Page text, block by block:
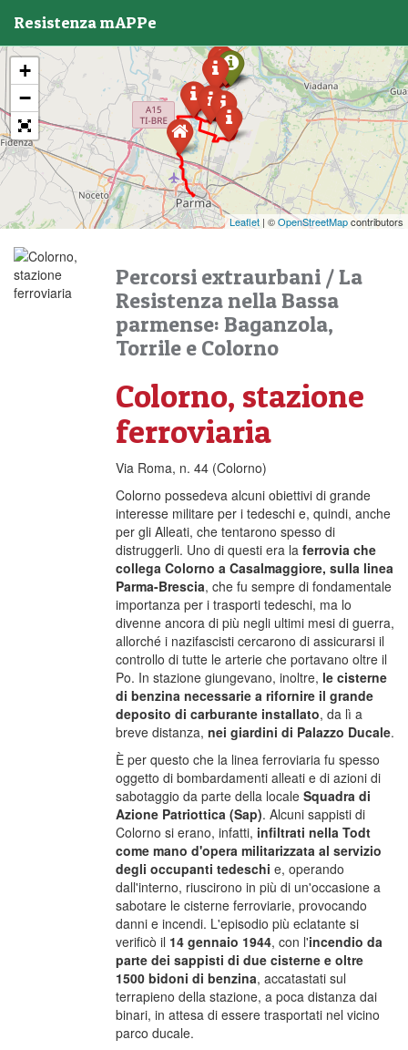
Resistenza mAPPe
+
−
Leaflet | ©OpenStreetMapcontributors
Percorsi extraurbani /La
Resistenza nella Bassa
parmense: Baganzola,
Torrile e Colorno
Colorno, stazione
ferroviaria
Via Roma, n. 44 (Colorno)
Colorno possedeva alcuni obiettivi di grande
interesse militare per i tedeschi e, quindi, anche
per gli Alleati, che tentarono spesso di
distruggerli. Uno di questi era la ferrovia che
collega Colorno a Casalmaggiore, sulla linea
Parma-Brescia, che fu sempre di fondamentale
importanza per i trasporti tedeschi, ma lo
divenne ancora di più negli ultimi mesi di guerra,
allorché i nazifascisti cercarono di assicurarsi il
controllo di tutte le arterie che portavano oltre il
Po. In stazione giungevano, inoltre, le cisterne
di benzina necessarie a rifornire il grande
deposito di carburante installato, da lì a
breve distanza, nei giardini di Palazzo Ducale.
È per questo che la linea ferroviaria fu spesso
oggetto di bombardamenti alleati e di azioni di
sabotaggio da parte della locale Squadra di
Azione Patriottica (Sap). Alcuni sappisti di
Colorno si erano, infatti, infiltrati nella Todt
come mano d'opera militarizzata al servizio
degli occupanti tedeschi e, operando
dall'interno, riuscirono in più di un'occasione a
sabotare le cisterne ferroviarie, provocando
danni e incendi. L'episodio più eclatante si
verificò il 14 gennaio 1944, con l'incendio da
parte dei sappisti di due cisterne e oltre
1500 bidoni di benzina, accatastati sul
terrapieno della stazione, a poca distanza dai
binari, in attesa di essere trasportati nel vicino
parco ducale.